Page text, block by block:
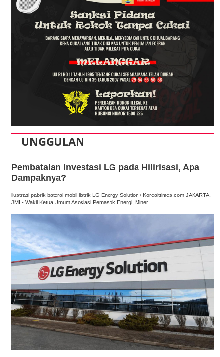
UNGGULAN
Pembatalan Investasi LG pada Hilirisasi, Apa
Dampaknya?
ilustrasi pabrik baterai mobil listrik LG Energy Solution / Koreaittimes.com JAKARTA,
JMI - Wakil Ketua Umum Asosiasi Pemasok Energi, Miner...